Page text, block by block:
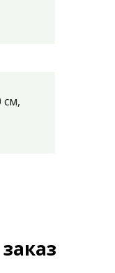
см,